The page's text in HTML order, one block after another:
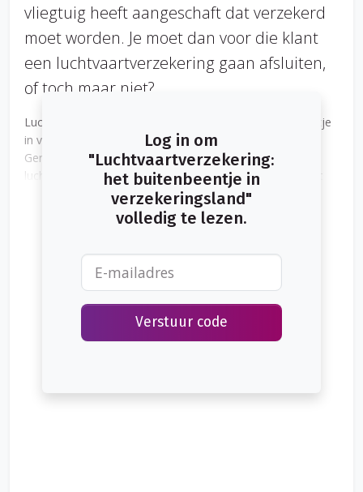
vliegtuig heeft aangeschaft dat verzekerd
moet worden. Je moet dan voor die klant
een luchtvaartverzekering gaan afsluiten,
of toch maar niet?
Luchtvaartverzekeringen zijn een beetje een buitenbeentje
in verzekeringsland. We hebben het hier dan over de
General Aviation. In goed Nederlands ook wel ‘kleine
luchtvaart’ genoemd. Dus geen verkeersvliegtuigen, want
dat is weer een heel andere tak van luchtvaartverzekering
die we hier niet verder zullen bespreken.
Log in om
"Luchtvaartverzekering:
het buitenbeentje in
verzekeringsland"
volledig te lezen.
Verstuur code